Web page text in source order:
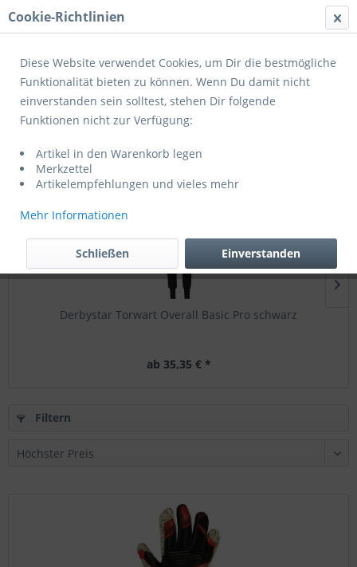
Menü
Torwartbekleidung
Topseller
Derbystar Torwart Overall Basic Pro schwarz
ab 35,35 € *
Filtern
Cookie-Richtlinien
Diese Website verwendet Cookies, um Dir die bestmögliche
Funktionalität bieten zu können. Wenn Du damit nicht
einverstanden sein solltest, stehen Dir folgende
Funktionen nicht zur Verfügung:
Artikel in den Warenkorb legen
Merkzettel
Artikelempfehlungen und vieles mehr
Mehr Informationen
Einverstanden
Schließen